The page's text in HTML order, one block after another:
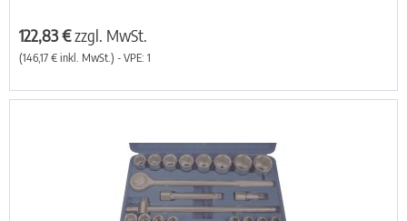
122,83 €zzgl. MwSt.
(146,17 € inkl. MwSt.) - VPE: 1